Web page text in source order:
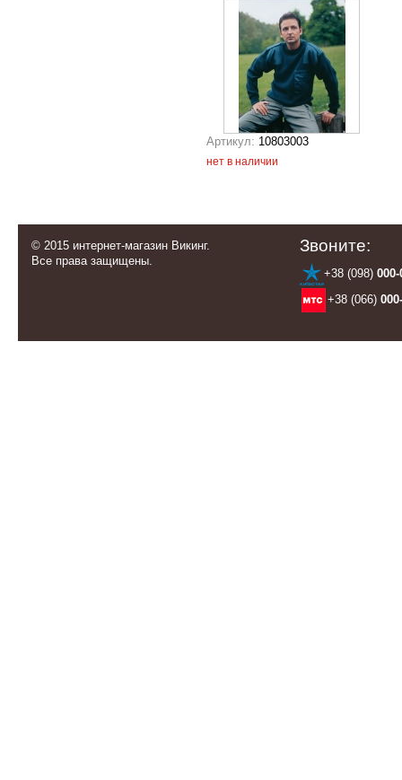
Артикул: 10803003
нет в наличии
© 2015 интернет-магазин Викинг.
Все права защищены.
Звоните:
+38 (098) 000-
+38 (066)